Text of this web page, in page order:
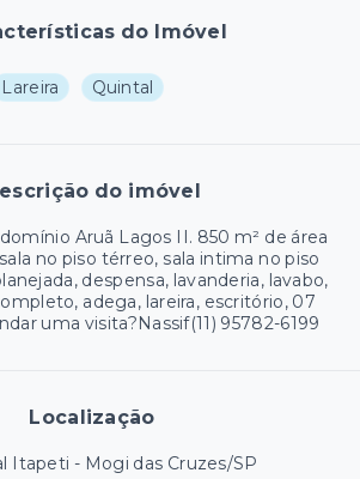
do Imóvel
Lareira Quintal
do imóvel
Aruã Lagos II. 850 m² de área
no piso térreo, sala intima no piso
despensa, lavanderia, lavabo,
adega, lareira, escritório, 07
uma visita?Nassif(11) 95782-6199
Localização
Itapeti - Mogi das Cruzes/SP